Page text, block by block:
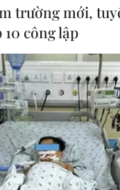
trường mới,
công lập